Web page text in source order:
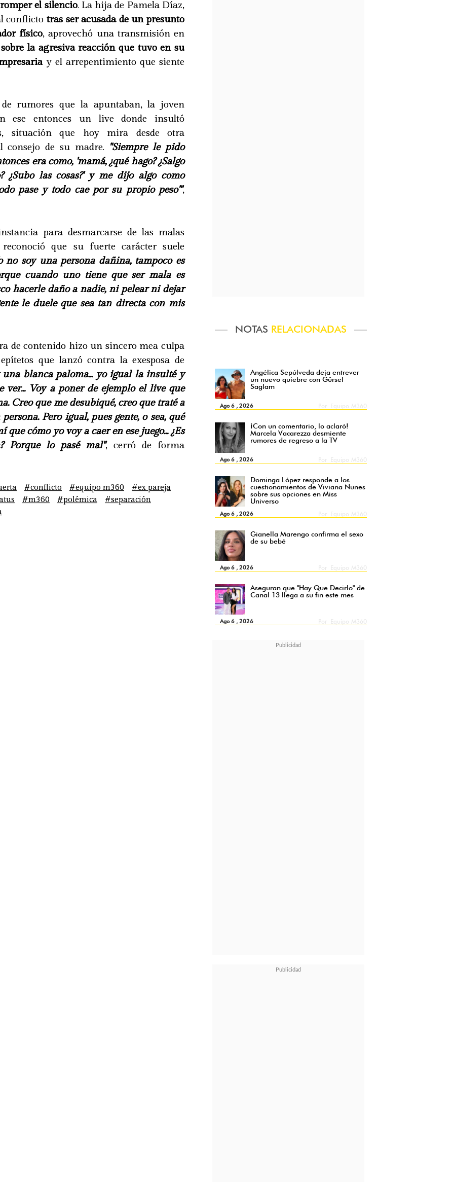
NOTAS RELACIONADAS
Angélica Sepúlveda deja entrever
un nuevo quiebre con Gürsel
Saglam
Ago 6 , 2026
¡Con un comentario, lo aclaró!
Marcela Vacarezza desmiente
rumores de regreso a la TV
Ago 6 , 2026
Dominga López responde a los
cuestionamientos de Viviana Nunes
sobre sus opciones en Miss
Universo
Ago 6 , 2026
Gianella Marengo confirma el sexo
de su bebé
Ago 6 , 2026
Aseguran que "Hay Que Decirlo" de
Canal 13 llega a su fin este mes
Ago 6 , 2026
el silencio. La hija de Pamela Díaz,
conflicto tras ser acusada de un presunto
físico, aprovechó una transmisión en
la agresiva reacción que tuvo en su
y el arrepentimiento que siente
rumores que la apuntaban, la joven
ese entonces un live donde insultó
situación que hoy mira desde otra
consejo de su madre. "Siempre le pido
era como, 'mamá, ¿qué hago? ¿Salgo
¿Subo las cosas?' y me dijo algo como
pase y todo cae por su propio peso'",
para desmarcarse de las malas
que su fuerte carácter suele
no soy una persona dañina, tampoco es
cuando uno tiene que ser mala es
hacerle daño a nadie, ni pelear ni dejar
le duele que sea tan directa con mis
de contenido hizo un sincero mea culpa
que lanzó contra la exesposa de
una blanca paloma... yo igual la insulté y
ver... Voy a poner de ejemplo el live que
Creo que me desubiqué, creo que traté a
Pero igual, pues gente, o sea, qué
cómo yo voy a caer en ese juego... ¿Es
Porque lo pasé mal", cerró de forma
#conflicto #equipo m360
#ex pareja
#m360 #polémica
#separación